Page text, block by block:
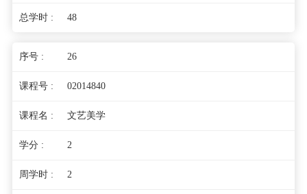
48
26
02014840
文艺美学
2
2